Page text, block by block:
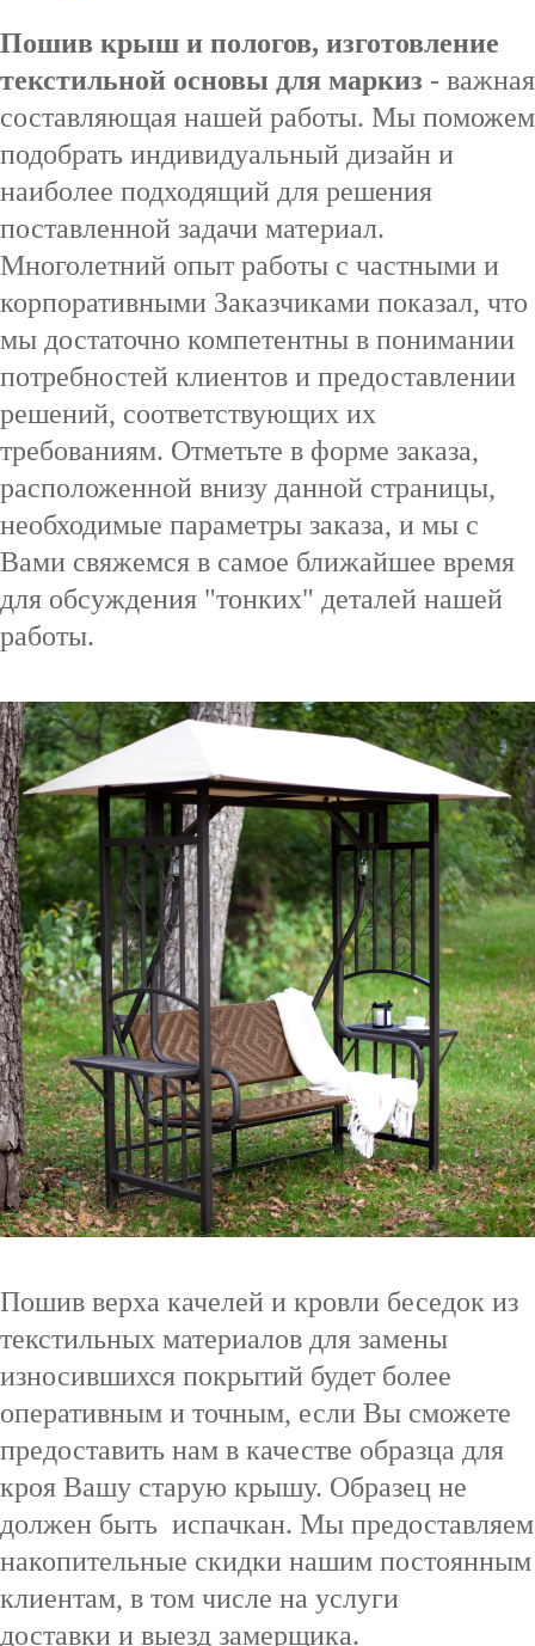
Пошив крыш и пологов, изготовление
текстильной основы для маркиз - важная
составляющая нашей работы. Мы поможем
подобрать индивидуальный дизайн и
наиболее подходящий для решения
поставленной задачи материал.
Многолетний опыт работы с частными и
корпоративными Заказчиками показал, что
мы достаточно компетентны в понимании
потребностей клиентов и предоставлении
решений, соответствующих их
требованиям. Отметьте в форме заказа,
расположенной внизу данной страницы,
необходимые параметры заказа, и мы с
Вами свяжемся в самое ближайшее время
для обсуждения "тонких" деталей нашей
работы.
Пошив верха качелей и кровли беседок из
текстильных материалов для замены
износившихся покрытий будет более
оперативным и точным, если Вы сможете
предоставить нам в качестве образца для
кроя Вашу старую крышу. Образец не
должен быть испачкан. Мы предоставляем
накопительные скидки нашим постоянным
клиентам, в том числе на услуги
доставки и выезд замерщика.